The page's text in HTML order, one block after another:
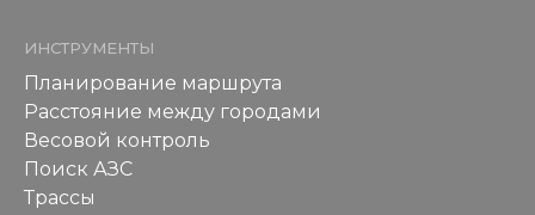
ИНСТРУМЕНТЫ
Планирование маршрута
Расстояние между городами
Весовой контроль
Поиск АЗС
Трассы